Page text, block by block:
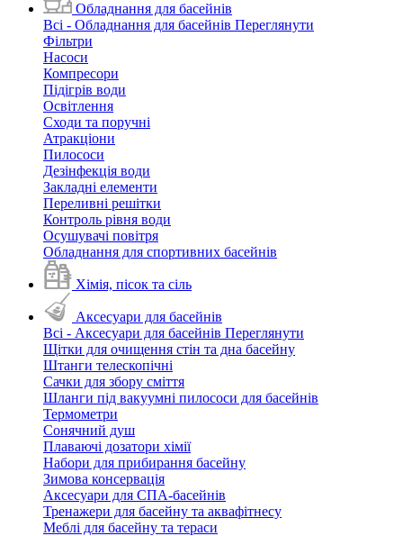
Обладнання для басейнів
Всі - Обладнання для басейнів Переглянути
Фільтри
Насоси
Компресори
Підігрів води
Освітлення
Сходи та поручні
Атракціони
Пилососи
Дезінфекція води
Закладні елементи
Переливні решітки
Контроль рівня води
Осушувачі повітря
Обладнання для спортивних басейнів
Хімія, пісок та сіль
Аксесуари для басейнів
Всі - Аксесуари для басейнів Переглянути
Щітки для очищення стін та дна басейну
Штанги телескопічні
Сачки для збору сміття
Шланги під вакуумні пилососи для басейнів
Термометри
Сонячний душ
Плаваючі дозатори хімії
Набори для прибирання басейну
Зимова консервація
Аксесуари для СПА-басейнів
Тренажери для басейну та аквафітнесу
Меблі для басейну та тераси